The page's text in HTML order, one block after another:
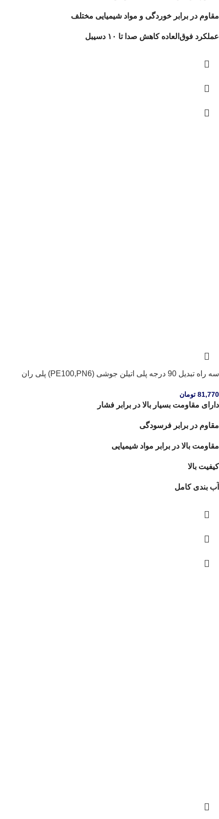
مقاوم در برابر خوردگی و مواد شیمیایی مختلف
عملکرد فوق‌العاده کاهش صدا تا ۱۰ دسیبل
سه راه تبدیل 90 درجه پلی اتیلن جوشی (PE100,PN6) پلی ران
81,770 تومان
دارای مقاومت بسیار بالا در برابر فشار
مقاوم در برابر فرسودگی
مقاومت بالا در برابر مواد شیمیایی
کیفیت بالا
آب بندی کامل